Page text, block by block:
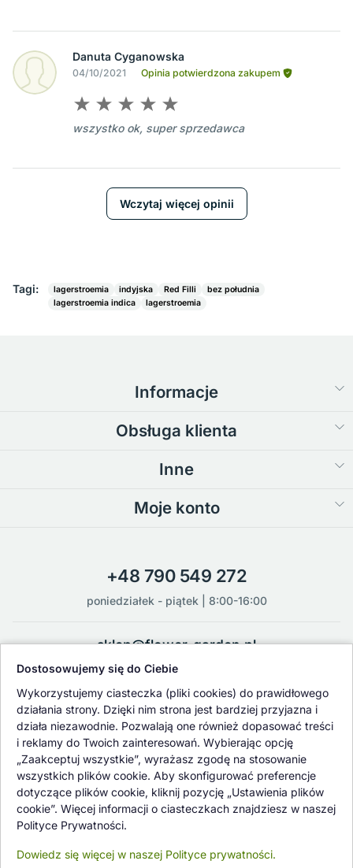
Danuta Cyganowska
04/10/2021 Opinia potwierdzona zakupem
wszystko ok, super sprzedawca
Wczytaj więcej opinii
Tagi: lagerstroemia indyjska Red Filli
bez południa
lagerstroemia indica
lagerstroemia
Informacje
Obsługa klienta
Inne
Moje konto
+48 790 549 272
poniedziałek - piątek | 8:00-16:00
sklep@flower-garden.pl
Oferowane przez nas rośliny i nasiona podlegają regularnej ścisłej
kontroli jakości oraz kontroli zdrowotnej przeprowadzanej przez
wykwalifikowane osoby z Państwowej Inspekcji Ochrony Roślin i
Nasiennictwa.
Dostosowujemy się do Ciebie
Wykorzystujemy ciasteczka (pliki cookies) do prawidłowego
działania strony. Dzięki nim strona jest bardziej przyjazna i
działa niezawodnie. Pozwalają one również dopasować treści
i reklamy do Twoich zainteresowań. Wybierając opcję
„Zaakceptuj wszystkie”, wyrażasz zgodę na stosowanie
wszystkich plików cookie. Aby skonfigurować preferencje
dotyczące plików cookie, kliknij pozycję „Ustawienia plików
cookie”. Więcej informacji o ciasteczkach znajdziesz w naszej
Polityce Prywatności.
Dowiedz się więcej w naszej Polityce prywatności.